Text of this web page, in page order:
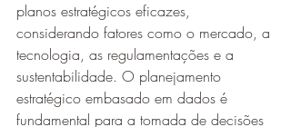
planos estratégicos eficazes,
considerando fatores como o mercado, a
tecnologia, as regulamentações e a
sustentabilidade. O planejamento
estratégico embasado em dados é
fundamental para a tomada de decisões